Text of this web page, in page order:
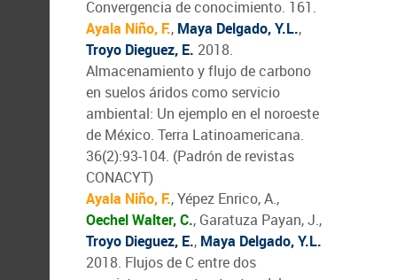
Convergencia de conocimiento. 161.
Ayala Niño, F., Maya Delgado, Y.L.,
Troyo Dieguez, E. 2018.
Almacenamiento y flujo de carbono
en suelos áridos como servicio
ambiental: Un ejemplo en el noroeste
de México. Terra Latinoamericana.
36(2):93-104. (Padrón de revistas
CONACYT)
Ayala Niño, F., Yépez Enrico, A.,
Oechel Walter, C., Garatuza Payan, J.,
Troyo Dieguez, E., Maya Delgado, Y.L.
2018. Flujos de C entre dos